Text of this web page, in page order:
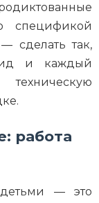
спецификой
сделать так,
и каждый
работа
детьми — это